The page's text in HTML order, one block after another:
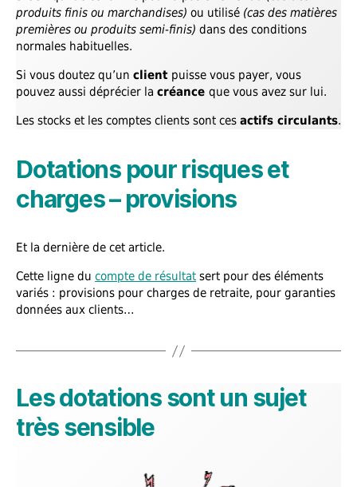
produits finis ou marchandises) ou utilisé (cas des matières
premières ou produits semi-finis) dans des conditions
normales habituelles.
Si vous doutez qu’un client puisse vous payer, vous
pouvez aussi déprécier la créance que vous avez sur lui.
Les stocks et les comptes clients sont ces actifs circulants.
Dotations pour risques et
charges – provisions
Et la dernière de cet article.
Cette ligne du compte de résultat sert pour des éléments
variés : provisions pour charges de retraite, pour garanties
données aux clients…
Les dotations sont un sujet
très sensible